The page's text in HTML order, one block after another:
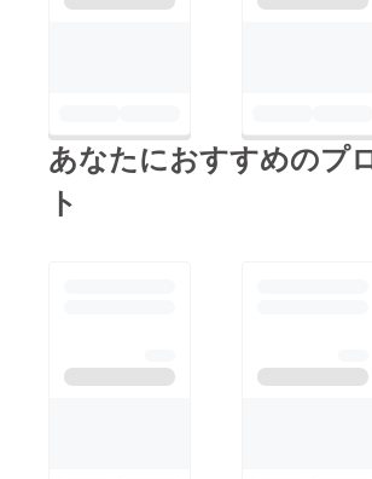
うな変革を実現したい
と考えていますか？一
を送ってください。次
あなたにおすすめのプ
ト